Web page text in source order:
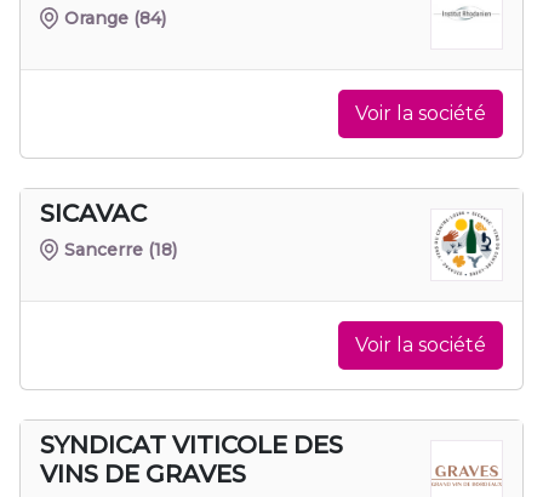
Orange (84)
Voir la société
SICAVAC
Sancerre (18)
Voir la société
SYNDICAT VITICOLE DES
VINS DE GRAVES